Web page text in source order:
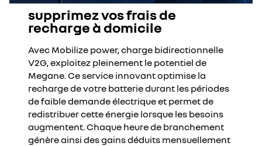
supprimez vos frais de
recharge à domicile
Avec Mobilize power, charge bidirectionnelle
V2G, exploitez pleinement le potentiel de
Megane. Ce service innovant optimise la
recharge de votre batterie durant les périodes
de faible demande électrique et permet de
redistribuer cette énergie lorsque les besoins
augmentent. Chaque heure de branchement
génère ainsi des gains déduits mensuellement